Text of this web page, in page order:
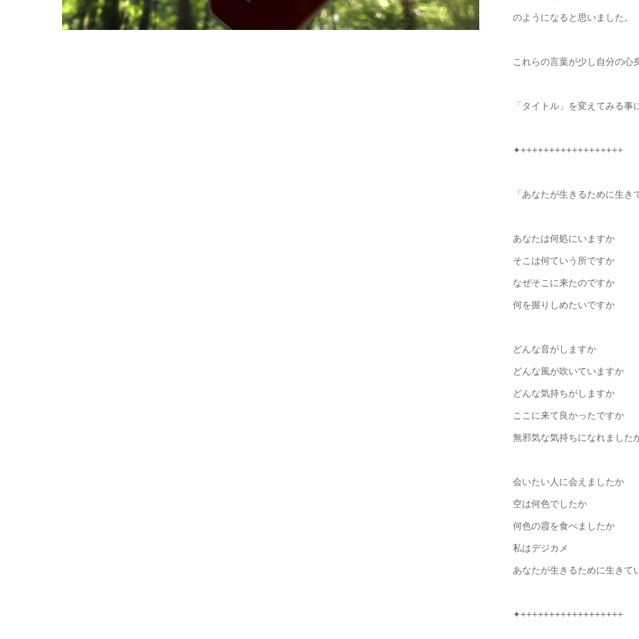
のようになると思いました。
これらの言葉が少し自分の心
「タイトル」を変えてみる事
✦++++++++++++++++++
「あなたが生きるために生き
あなたは何処にいますか
そこは何ていう所ですか
なぜそこに来たのですか
何を握りしめたいですか
どんな音がしますか
どんな風が吹いていますか
どんな気持ちがしますか
ここに来て良かったですか
無邪気な気持ちになれました
会いたい人に会えましたか
空は何色でしたか
何色の霞を食べましたか
私はデジカメ
あなたが生きるために生きて
✦++++++++++++++++++